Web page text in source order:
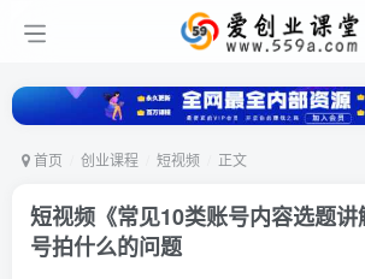
首页 创业课程 短视频 正文
短视频《常见10类账号内容选题
号拍什么的问题